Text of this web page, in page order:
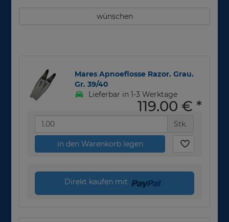
wünschen
Mares Apnoeflosse Razor. Grau.
Gr. 39/40
Lieferbar in 1-3 Werktage
119,00 € *
Stk.
in den Warenkorb legen
Direkt kaufen mit